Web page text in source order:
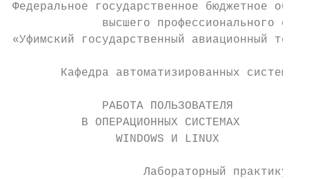
Федеральное государственное бюджетное
высшего профессионального
«Уфимский государственный авиационный
Кафедра автоматизированных систем
             РАБОТА ПОЛЬЗОВАТЕЛЯ
          В ОПЕРАЦИОННЫХ СИСТЕМАХ
               WINDOWS И LINUX
                   Лабораторный практикум